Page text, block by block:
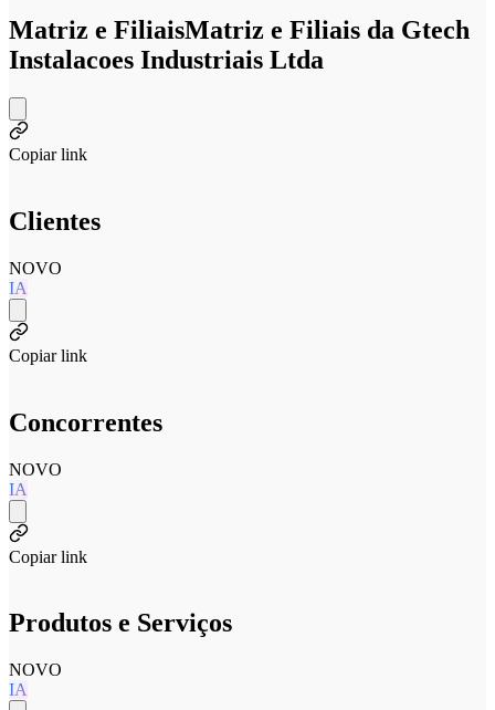
Matriz e FiliaisMatriz e Filiais da Gtech
Instalacoes Industriais Ltda
Copiar link
Clientes
NOVO
IA
Copiar link
Concorrentes
NOVO
IA
Copiar link
Produtos e Serviços
NOVO
IA